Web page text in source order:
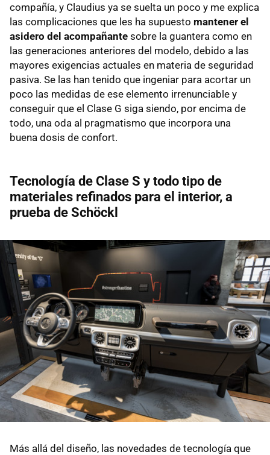
compañía, y Claudius ya se suelta un poco y me explica
las complicaciones que les ha supuesto mantener el
asidero del acompañante sobre la guantera como en
las generaciones anteriores del modelo, debido a las
mayores exigencias actuales en materia de seguridad
pasiva. Se las han tenido que ingeniar para acortar un
poco las medidas de ese elemento irrenunciable y
conseguir que el Clase G siga siendo, por encima de
todo, una oda al pragmatismo que incorpora una
buena dosis de confort.
Tecnología de Clase S y todo tipo de
materiales refinados para el interior, a
prueba de Schöckl
Más allá del diseño, las novedades de tecnología que